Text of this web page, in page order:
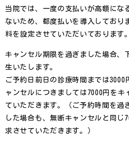
当院では、一度の支払いが高額にな
ないため、都度払いを導入しており
料を設定させていただいております。
キャンセル期限を過ぎました場合、
生いたします。
ご予約日前日の診療時間までは3000
ャンセルにつきましては7000円を
ていただきます。（ご予約時間を過
した場合も、無断キャンセルと同じ
求させていただきます。）